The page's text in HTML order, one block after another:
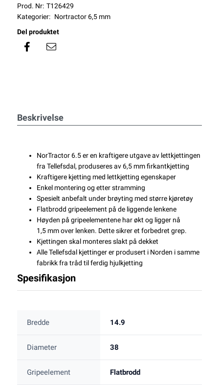
Prod. Nr: T126429
Kategorier: Nortractor 6,5 mm
Del produktet
Beskrivelse
NorTractor 6.5 er en kraftigere utgave av lettkjettingen
fra Tellefsdal, produseres av 6,5 mm firkantkjetting
Kraftigere kjetting med lettkjetting egenskaper
Enkel montering og etter stramming
Spesielt anbefalt under brøyting med større kjøretøy
Flatbrodd gripeelement på de liggende lenkene
Høyden på gripeelementene har økt og ligger nå
1,5 mm over lenken. Dette sikrer et forbedret grep.
Kjettingen skal monteres slakt på dekket
Alle Tellefsdal kjettinger er produsert i Norden i samme
fabrikk fra tråd til ferdig hjulkjetting
Spesifikasjon
Bredde 14.9
Diameter 38
Gripeelement Flatbrodd